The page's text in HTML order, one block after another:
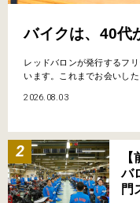
バイクは、40代
レッドバロンが発行するフ
います。これまでお会いし
2026.08.03
バ
門